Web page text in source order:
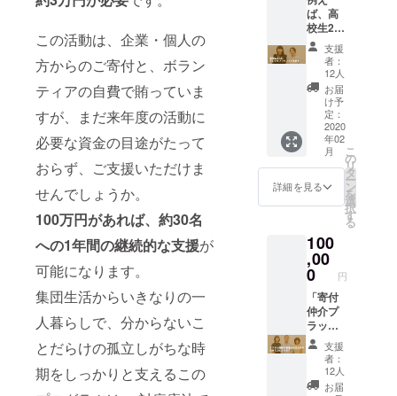
この活動は、企業・個人の
方からのご寄付と、ボラン
ティアの自費で賄っていま
すが、まだ来年度の活動に
必要な資金の目途がたって
おらず、ご支援いただけま
せんでしょうか。
100万円があれば、約30名
への1年間の継続的な支援が
可能になります。
集団生活からいきなりの一
人暮らしで、分からないこ
とだらけの孤立しがちな時
期をしっかりと支えるこの
ルス
テッ
カーの
ご送付
◉「自立
支援白
書」の
ご送付
ば、高
校生2人
に、テ
レビを
プレゼ
ントす
ること
ができ
ます。 ◉
お礼の
メール ◉
寄付金
控除用
領収書
のご送
付 ◉「自
立支援
白書」
のご送
付 ◉ブ
リッジ
フォー
スマイ
ルス
テッ
カーの
ご送付
支援
者：
12人
お届
け予
定：
2020
年02
月
詳細を見る
こ
の
リ
タ
ー
ン
を
選
択
す
る
100
,00
0 円
「寄付
仲介プ
ラット
フォー
ム」の
開発を
前進さ
支援
者：
12人
お届